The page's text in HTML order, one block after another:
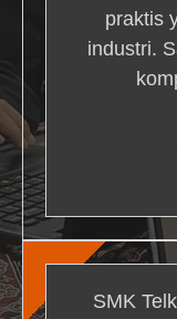
praktis
industri.
SMK